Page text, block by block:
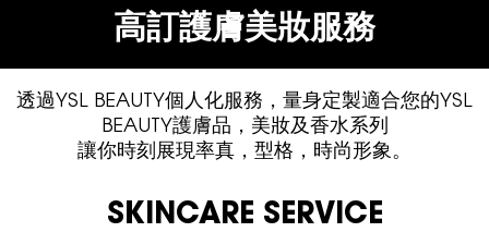
高訂護膚美妝服務
透過YSL BEAUTY個人化服務，量身定製適合您的YSL
BEAUTY護膚品，美妝及香水系列
讓你時刻展現率真，型格，時尚形象。
SKINCARE SERVICE